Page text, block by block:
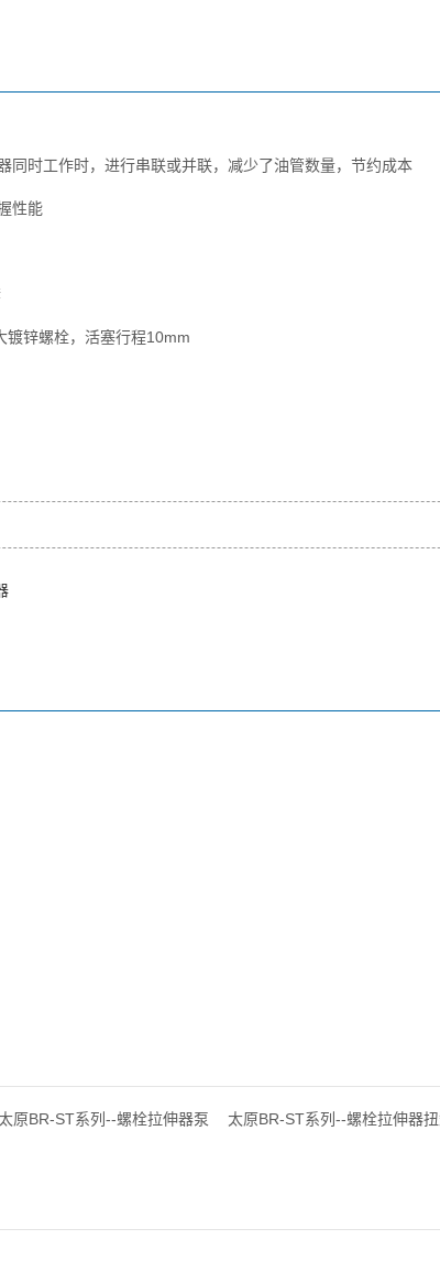
同时工作时，进行串联或并联，减少了油管数量，节约成本
性能
锌螺栓，活塞行程10mm
原BR-ST系列--螺栓拉伸器泵
太原BR-ST系列--螺栓拉伸器